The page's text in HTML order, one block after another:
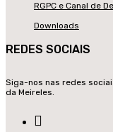
RGPC e Canal de
Downloads
REDES SOCIAIS
Siga-nos nas redes
da Meireles.